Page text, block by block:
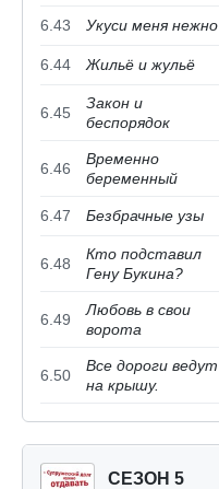
6.43 Укуси меня нежно
6.44 Жильё и жульё
6.45
Закон и
беспорядок
6.46
Временно
беременный
6.47 Безбрачные узы
6.48
Кто подставил
Гену Букина?
6.49
Любовь в свои
ворота
6.50
Все дороги ведут
на крышу.
СЕЗОН 5